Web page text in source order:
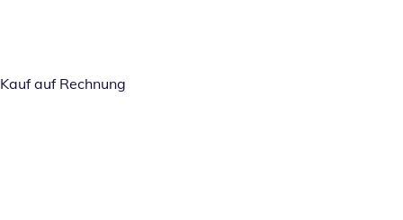
Kauf auf Rechnung